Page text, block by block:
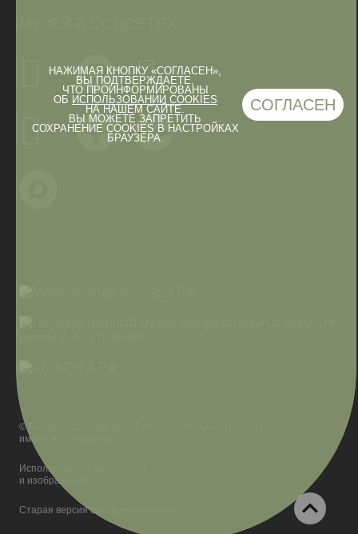
НАЖИМАЯ КНОПКУ «СОГЛАСЕН»,
ВЫ ПОДТВЕРЖДАЕТЕ,
ЧТО ПРОИНФОРМИРОВАНЫ
ОБ ИСПОЛЬЗОВАНИИ COOKIES
НА НАШЕМ САЙТЕ.
ВЫ МОЖЕТЕ ЗАПРЕТИТЬ
СОХРАНЕНИЕ COOKIES В НАСТРОЙКАХ
БРАУЗЕРА.
СОГЛАСЕН
© Государственный музей изобразительных искусств
имени А.С. Пушкина
Использование материалов
и изображений
Старая версия сайта arts-museum.ru